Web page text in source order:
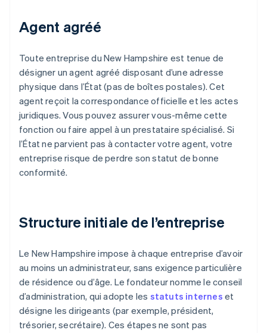
Agent agréé
Toute entreprise du New Hampshire est tenue de
désigner un agent agréé disposant d’une adresse
physique dans l’État (pas de boîtes postales). Cet
agent reçoit la correspondance officielle et les actes
juridiques. Vous pouvez assurer vous-même cette
fonction ou faire appel à un prestataire spécialisé. Si
l’État ne parvient pas à contacter votre agent, votre
entreprise risque de perdre son statut de bonne
conformité.
Structure initiale de l’entreprise
Le New Hampshire impose à chaque entreprise d’avoir
au moins un administrateur, sans exigence particulière
de résidence ou d’âge. Le fondateur nomme le conseil
d’administration, qui adopte les statuts internes et
désigne les dirigeants (par exemple, président,
trésorier, secrétaire). Ces étapes ne sont pas